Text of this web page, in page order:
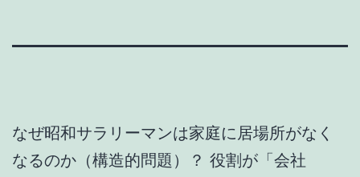
なぜ昭和サラリーマンは家庭に居場所がなく
なるのか（構造的問題）？ 役割が「会社